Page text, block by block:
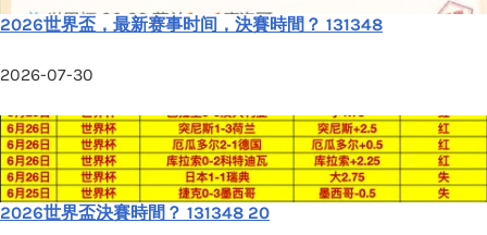
2026世界盃，最新赛事时间，決賽時間？ 131348
2026-07-30
2026世界盃決賽時間？ 131348 20